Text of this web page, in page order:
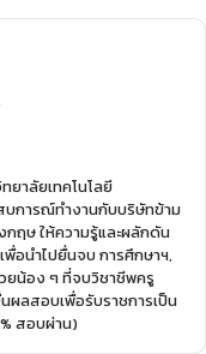
ยาลัยเทคโนโลยี
บการณ์ทำงานกับบริษัทข้าม
กฤษ ให้ความรู้และผลักดัน
พื่อนําไปยื่นจบ การศึกษาฯ,
ยน้อง ๆ ที่จบวิชาชีพครู
ผลสอบเพื่อรับราชการเป็น
สอบผ่าน)